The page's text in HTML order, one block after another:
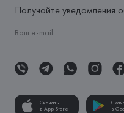
Получайте уведомления
Скачать
в App Store
в